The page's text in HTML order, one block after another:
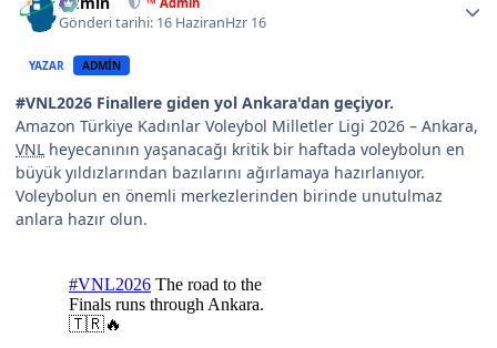
Gönderi tarihi: 16 HaziranHzr 16
YAZAR ADMIN
#VNL2026 Finallere giden yol Ankara'dan geçiyor.
Amazon Türkiye Kadınlar Voleybol Milletler Ligi 2026 – Ankara,
VNL heyecanının yaşanacağı kritik bir haftada voleybolun en
büyük yıldızlarından bazılarını ağırlamaya hazırlanıyor.
Voleybolun en önemli merkezlerinden birinde unutulmaz
anlara hazır olun.